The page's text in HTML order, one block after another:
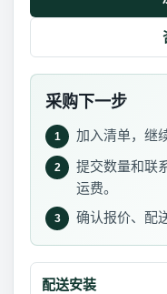
采购下一步
1 加入清单，继
2
提交数量和联
运费。
3 确认报价、配
配送安装